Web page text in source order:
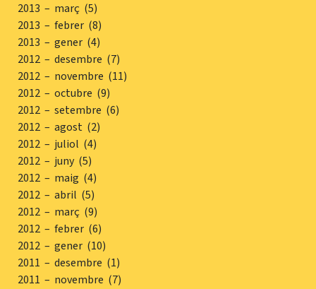
2013 – març (5)
2013 – febrer (8)
2013 – gener (4)
2012 – desembre (7)
2012 – novembre (11)
2012 – octubre (9)
2012 – setembre (6)
2012 – agost (2)
2012 – juliol (4)
2012 – juny (5)
2012 – maig (4)
2012 – abril (5)
2012 – març (9)
2012 – febrer (6)
2012 – gener (10)
2011 – desembre (1)
2011 – novembre (7)